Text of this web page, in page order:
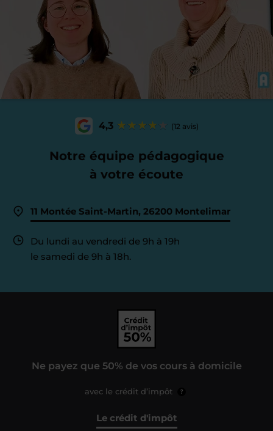
4,3 (12 avis)
Notre équipe pédagogique
à votre écoute
11 Montée Saint-Martin, 26200 Montelimar
Du lundi au vendredi de 9h à 19h
le samedi de 9h à 18h.
Ne payez que 50% de vos cours à domicile
avec le crédit d’impôt ?
Le crédit d'impôt